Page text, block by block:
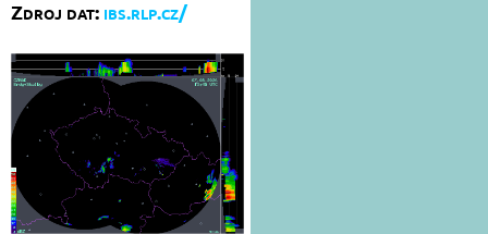
Zdroj dat: ibs.rlp.cz/